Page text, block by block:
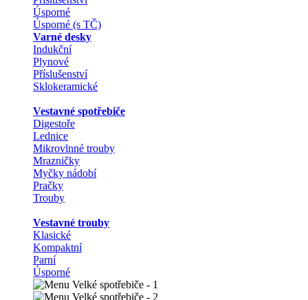
Úsporné
Úsporné (s TČ)
Varné desky
Indukční
Plynové
Příslušenství
Sklokeramické
Vestavné spotřebiče
Digestoře
Lednice
Mikrovlnné trouby
Mrazničky
Myčky nádobí
Pračky
Trouby
Vestavné trouby
Klasické
Kompaktní
Parní
Úsporné